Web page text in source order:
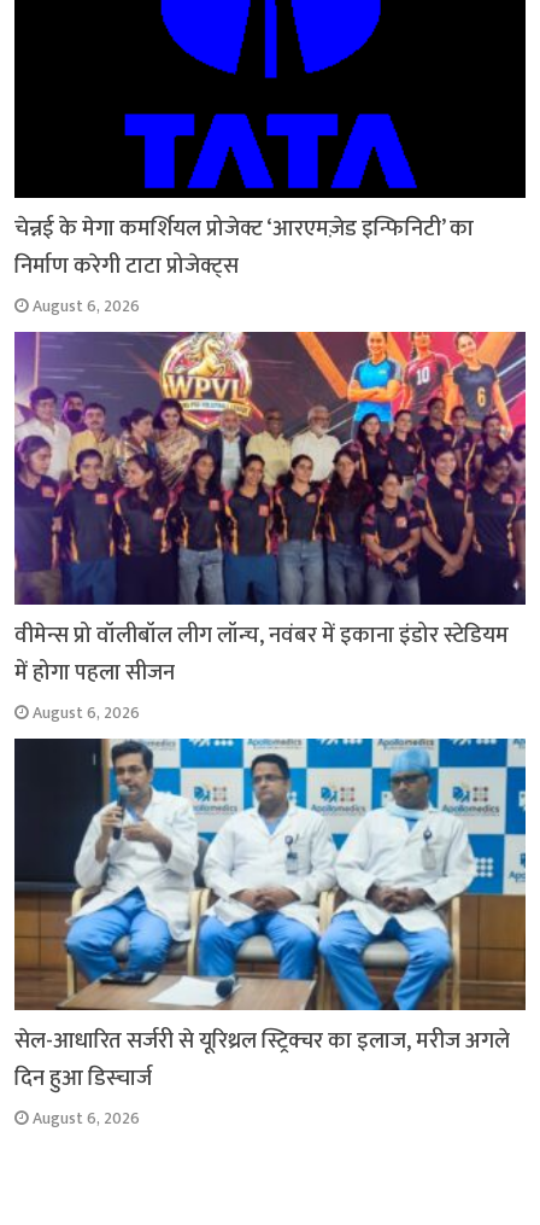
चेन्नई के मेगा कमर्शियल प्रोजेक्ट ‘आरएमज़ेड इन्फिनिटी’ का
निर्माण करेगी टाटा प्रोजेक्ट्स
August 6, 2026
वीमेन्स प्रो वॉलीबॉल लीग लॉन्च, नवंबर में इकाना इंडोर स्टेडियम
में होगा पहला सीजन
August 6, 2026
सेल-आधारित सर्जरी से यूरिथ्रल स्ट्रिक्चर का इलाज, मरीज अगले
दिन हुआ डिस्चार्ज
August 6, 2026